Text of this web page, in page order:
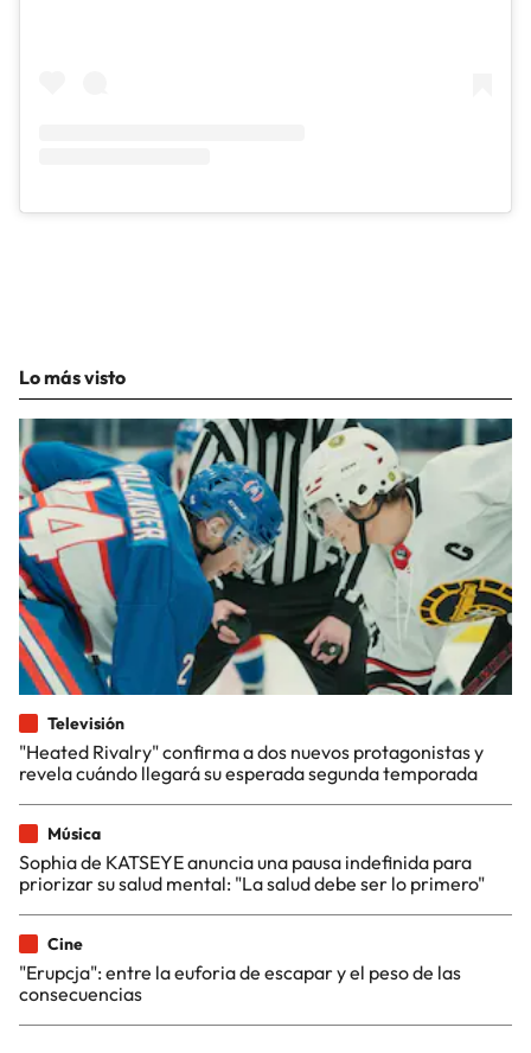
Lo más visto
Televisión
"Heated Rivalry" confirma a dos nuevos protagonistas y
revela cuándo llegará su esperada segunda temporada
Música
Sophia de KATSEYE anuncia una pausa indefinida para
priorizar su salud mental: "La salud debe ser lo primero"
Cine
"Erupcja": entre la euforia de escapar y el peso de las
consecuencias